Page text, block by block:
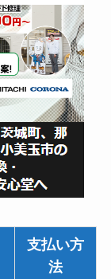
支払い方
法